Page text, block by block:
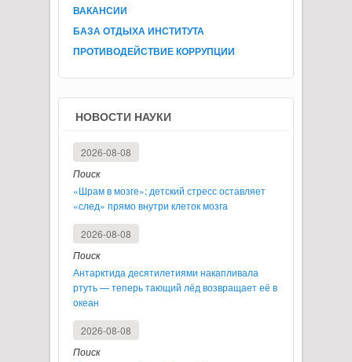
ВАКАНСИИ
БАЗА ОТДЫХА ИНСТИТУТА
ПРОТИВОДЕЙСТВИЕ КОРРУПЦИИ
НОВОСТИ НАУКИ
2026-08-08
Поиск
«Шрам в мозге»: детский стресс оставляет
«след» прямо внутри клеток мозга
2026-08-08
Поиск
Антарктида десятилетиями накапливала
ртуть — теперь тающий лёд возвращает её в
океан
2026-08-08
Поиск